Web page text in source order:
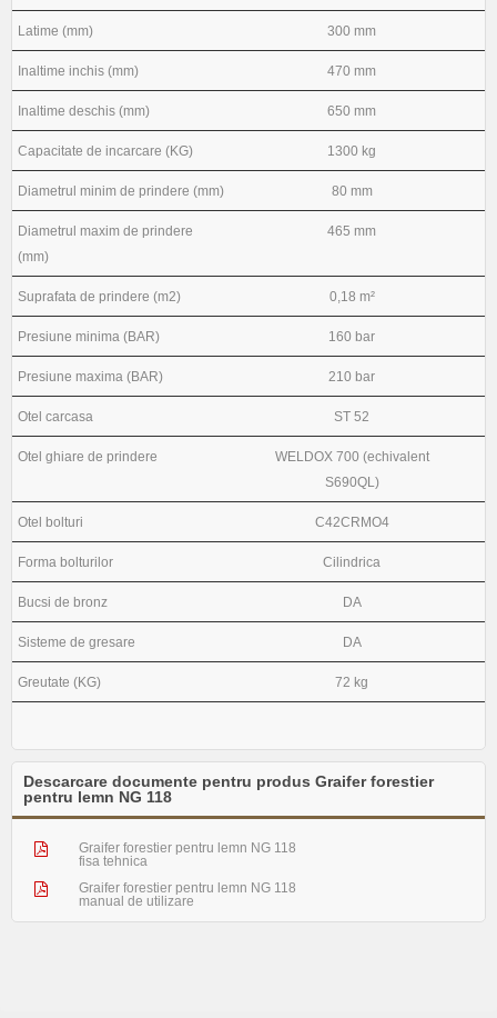
Latime (mm) 300 mm
Inaltime inchis (mm) 470 mm
Inaltime deschis (mm) 650 mm
Capacitate de incarcare (KG) 1300 kg
Diametrul minim de prindere (mm) 80 mm
Diametrul maxim de prindere
(mm)
465 mm
Suprafata de prindere (m2) 0,18 m²
Presiune minima (BAR) 160 bar
Presiune maxima (BAR) 210 bar
Otel carcasa ST 52
Otel ghiare de prindere
WELDOX 700 (echivalent
S690QL)
Otel bolturi C42CRMO4
Forma bolturilor Cilindrica
Bucsi de bronz DA
Sisteme de gresare DA
Greutate (KG) 72 kg
Descarcare documente pentru produs Graifer forestier
pentru lemn NG 118
Graifer forestier pentru lemn NG 118
fisa tehnica
Graifer forestier pentru lemn NG 118
manual de utilizare